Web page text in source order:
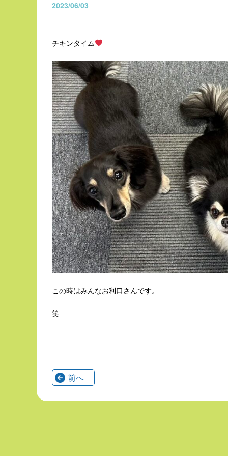
2023/06/03
チキンタイム
この時はみんなお利口さんです。
笑
前へ